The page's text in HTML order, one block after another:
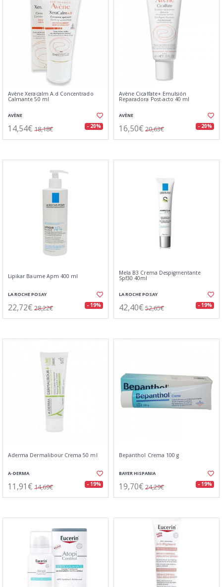
Avène Xeracalm A.d Concentrado
Calmante 50 ml
AVÈNE
14,54€ 18,18€ - 20%
Avène Cicalfate+ Emulsión
Reparadora Post-acto 40 ml
AVÈNE
16,50€ 20,63€ - 20%
Lipikar Baume Apm 400 ml
LA ROCHE POSAY
22,72€ 28,22€ - 19%
Mela B3 Crema Despigmentante
Spf30 40ml
LA ROCHE POSAY
42,40€ 52,65€ - 19%
Aderma Dermalibour Crema 50 ml
A-DERMA
11,91€ 14,69€ - 19%
Bepanthol Crema 100 g
BAYER HISPANIA
19,70€ 24,29€ - 19%